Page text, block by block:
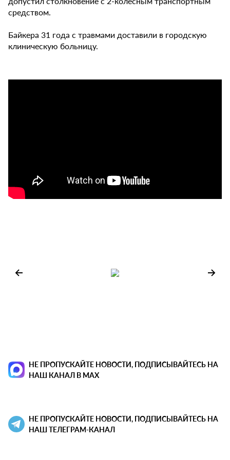
средством.
Байкера 31 года с травмами доставили в городскую
клиническую больницу.
НЕ ПРОПУСКАЙТЕ НОВОСТИ, ПОДПИСЫВАЙТЕСЬ НА
НАШ КАНАЛ В MAX
НЕ ПРОПУСКАЙТЕ НОВОСТИ, ПОДПИСЫВАЙТЕСЬ НА
НАШ ТЕЛЕГРАМ-КАНАЛ